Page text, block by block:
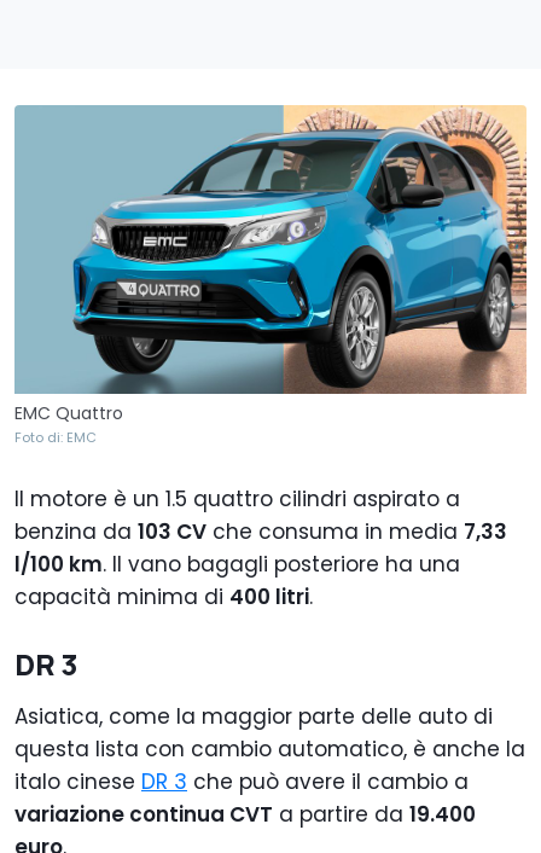
EMC Quattro
Foto di: EMC
Il motore è un 1.5 quattro cilindri aspirato a
benzina da 103 CV che consuma in media 7,33
l/100 km. Il vano bagagli posteriore ha una
capacità minima di 400 litri.
DR 3
Asiatica, come la maggior parte delle auto di
questa lista con cambio automatico, è anche la
italo cinese DR 3 che può avere il cambio a
variazione continua CVT a partire da 19.400
euro.